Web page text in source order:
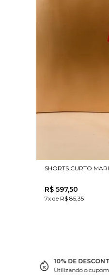
SHORTS CURTO
R$ 597,50
7x de R$ 85,35
10% DE
Utilizando o